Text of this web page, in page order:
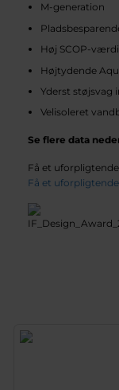
M-generation
Høj SCOP-
Højtydende
Yderst støjsvag
Velisoleret
Se flere data
Få et
Få et